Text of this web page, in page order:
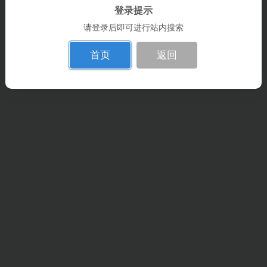
登录提示
请登录后即可进行站内搜索
首页 返回